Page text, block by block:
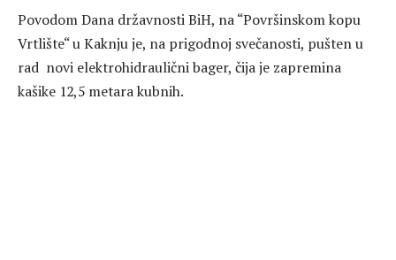
Povodom Dana državnosti BiH, na “Površinskom kopu
Vrtlište“ u Kaknju je, na prigodnoj svečanosti, pušten u
rad novi elektrohidraulični bager, čija je zapremina
kašike 12,5 metara kubnih.